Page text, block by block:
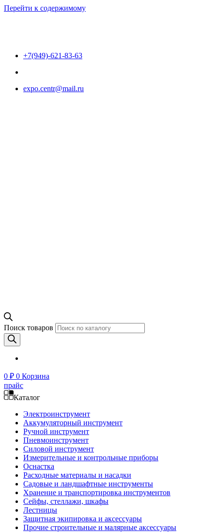
Перейти к содержимому
+7(949)-621-83-63
expo.centr@mail.ru
Поиск товаров
0 ₽ 0 Корзина
прайс
Каталог
Электроинструмент
Аккумуляторный инструмент
Ручной инструмент
Пневмоинструмент
Силовой инструмент
Измерительные и контрольные приборы
Оснастка
Расходные материалы и насадки
Садовые и ландшафтные инструменты
Хранение и транспортировка инструментов
Сейфы, стеллажи, шкафы
Лестницы
Защитная экипировка и аксессуары
Прочие строительные и малярные аксессуары